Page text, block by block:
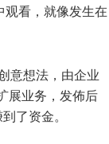
看，就像发生在
意想法，由企业
展业务，发佈后
了资金。